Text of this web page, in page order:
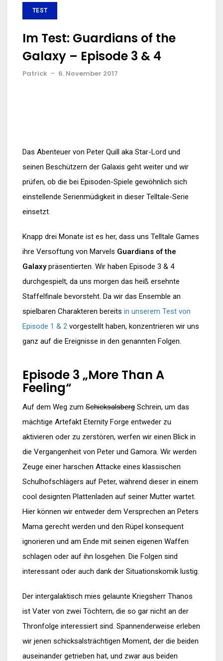
TEST
Im Test: Guardians of the
Galaxy – Episode 3 & 4
Patrick - 6. November 2017
Das Abenteuer von Peter Quill aka Star-Lord und
seinen Beschützern der Galaxis geht weiter und wir
prüfen, ob die bei Episoden-Spiele gewöhnlich sich
einstellende Serienmüdigkeit in dieser Telltale-Serie
einsetzt.
Knapp drei Monate ist es her, dass uns Telltale Games
ihre Versoftung von Marvels Guardians of the
Galaxypräsentierten. Wir haben Episode 3 & 4
durchgespielt, da uns morgen das heiß ersehnte
Staffelfinale bevorsteht. Da wir das Ensemble an
spielbaren Charakteren bereits in unserem Test von
Episode 1 & 2 vorgestellt haben, konzentrieren wir uns
ganz auf die Ereignisse in den genannten Folgen.
Episode 3 „More Than A
Feeling“
Auf dem Weg zum Schicksalsberg Schrein, um das
mächtige Artefakt Eternity Forge entweder zu
aktivieren oder zu zerstören, werfen wir einen Blick in
die Vergangenheit von Peter und Gamora. Wir werden
Zeuge einer harschen Attacke eines klassischen
Schulhofschlägers auf Peter, während dieser in einem
cool designten Plattenladen auf seiner Mutter wartet.
Hier können wir entweder dem Versprechen an Peters
Mama gerecht werden und den Rüpel konsequent
ignorieren und am Ende mit seinen eigenen Waffen
schlagen oder auf ihn losgehen. Die Folgen sind
interessant oder auch dank der Situationskomik lustig.
Der intergalaktisch mies gelaunte Kriegsherr Thanos
ist Vater von zwei Töchtern, die so gar nicht an der
Thronfolge interessiert sind. Spannenderweise erleben
wir jenen schicksalsträchtigen Moment, der die beiden
auseinander getrieben hat, und zwar aus beiden